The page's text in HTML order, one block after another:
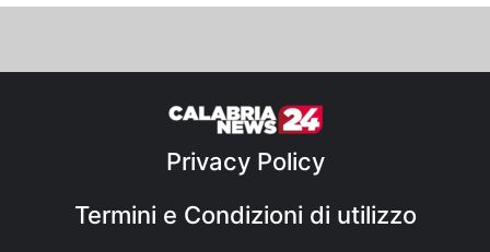
Privacy Policy
Termini e Condizioni di utilizzo